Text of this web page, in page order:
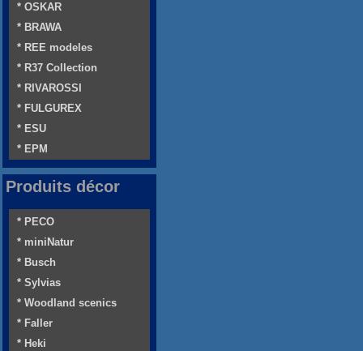
* OSKAR
* BRAWA
* REE modeles
* R37 Collection
* RIVAROSSI
* FULGUREX
* ESU
* EPM
Produits décor
* PECO
* miniNatur
* Busch
* Sylvias
* Woodland scenics
* Faller
* Heki